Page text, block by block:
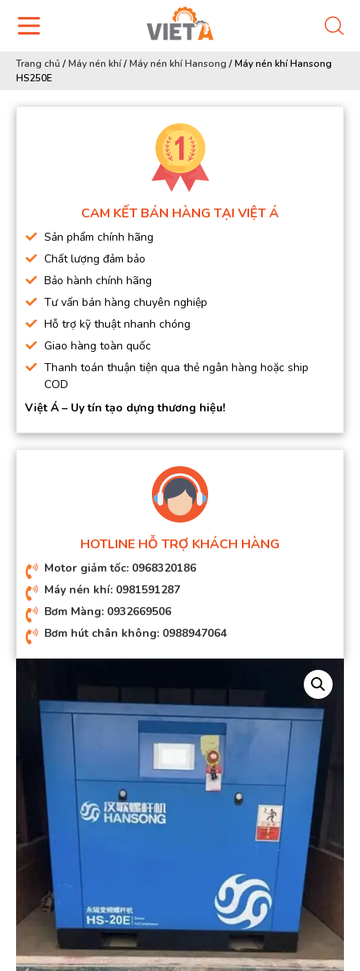
Trang chủ /Máy nén khí/Máy nén khí Hansong /Máy nén khí Hansong
HS250E
CAM KẾT BÁN HÀNG TẠI VIỆT Á
Sản phẩm chính hãng
Chất lượng đảm bảo
Bảo hành chính hãng
Tư vấn bán hàng chuyên nghiệp
Hỗ trợ kỹ thuật nhanh chóng
Giao hàng toàn quốc
Thanh toán thuận tiện qua thẻ ngân hàng hoặc ship
COD
Việt Á – Uy tín tạo dựng thương hiệu!
HOTLINE HỖ TRỢ KHÁCH HÀNG
Motor giảm tốc: 0968320186
Máy nén khí: 0981591287
Bơm Màng: 0932669506
Bơm hút chân không: 0988947064